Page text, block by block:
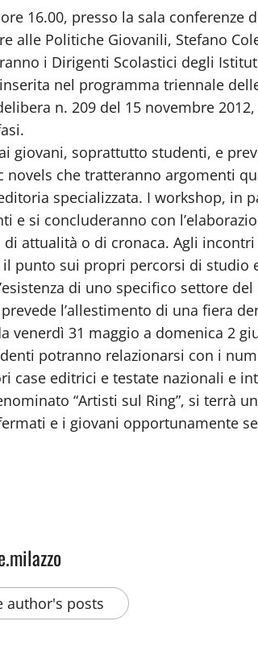
16.00, presso la sala conferenze
alle Politiche Giovanili, Stefano
i Dirigenti Scolastici degli
nel programma triennale
n. 209 del 15 novembre
giovani, soprattutto studenti, e
che tratteranno argomenti
specializzata. I workshop, in
e si concluderanno con
attualità o di cronaca. Agli
punto sui propri percorsi di studio
di uno specifico settore
l’allestimento di una fiera
venerdì 31 maggio a domenica 2
potranno relazionarsi con i
case editrici e testate nazionali e
“Artisti sul Ring”, si terrà
e i giovani opportunamente
author's posts